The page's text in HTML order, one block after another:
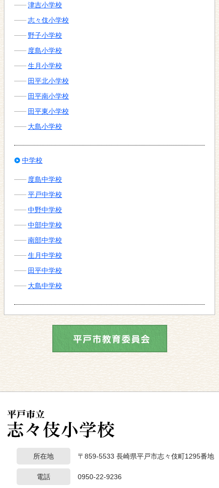
津吉小学校
志々伎小学校
野子小学校
度島小学校
生月小学校
田平北小学校
田平南小学校
田平東小学校
大島小学校
中学校
度島中学校
平戸中学校
中野中学校
中部中学校
南部中学校
生月中学校
田平中学校
大島中学校
所在地 〒859-5533 長崎県平戸市志々伎町1295番地
電話 0950-22-9236